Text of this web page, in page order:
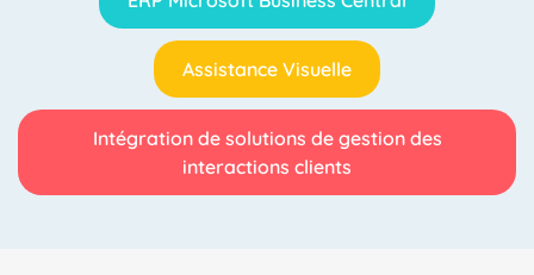
Assistance Visuelle
Intégration de solutions de gestion des
interactions clients